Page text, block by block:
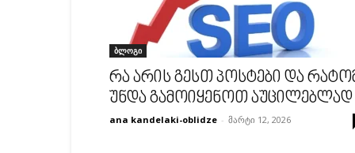
ბლოგი
რა არის გესთ პოსტები და
უნდა გამოიყენოთ აუცილებლად
ana kandelaki-oblidze - მარტი 12, 2026